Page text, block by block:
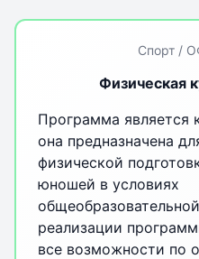
Спорт /
Физическая
Программа является
она предназначена
физической
юношей в условиях
реализации
все возможности по